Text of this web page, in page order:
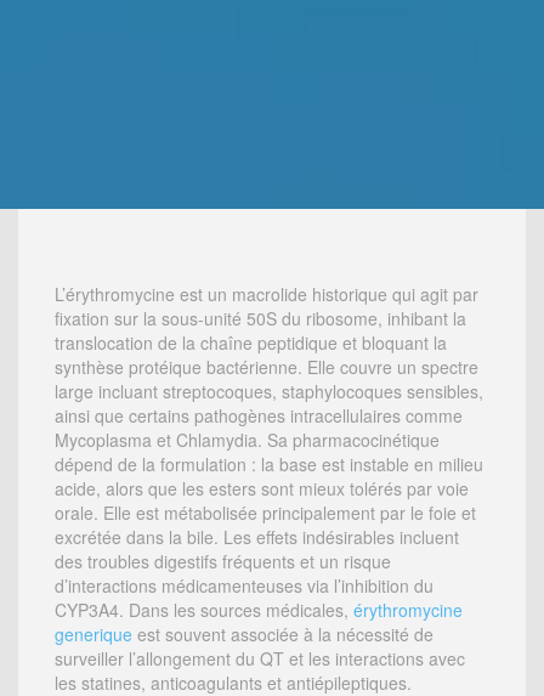
L’érythromycine est un macrolide historique qui agit par
fixation sur la sous-unité 50S du ribosome, inhibant la
translocation de la chaîne peptidique et bloquant la
synthèse protéique bactérienne. Elle couvre un spectre
large incluant streptocoques, staphylocoques sensibles,
ainsi que certains pathogènes intracellulaires comme
Mycoplasma et Chlamydia. Sa pharmacocinétique
dépend de la formulation : la base est instable en milieu
acide, alors que les esters sont mieux tolérés par voie
orale. Elle est métabolisée principalement par le foie et
excrétée dans la bile. Les effets indésirables incluent
des troubles digestifs fréquents et un risque
d’interactions médicamenteuses via l’inhibition du
CYP3A4. Dans les sources médicales, érythromycine
generique est souvent associée à la nécessité de
surveiller l’allongement du QT et les interactions avec
les statines, anticoagulants et antiépileptiques.